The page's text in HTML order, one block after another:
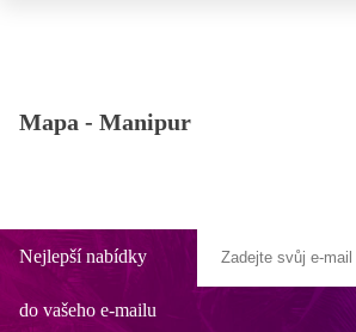
Mapa - Manipur
Nejlepší nabídky
do vašeho e-mailu